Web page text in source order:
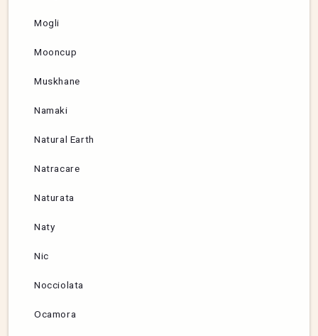
Mogli
Mooncup
Muskhane
Namaki
Natural Earth
Natracare
Naturata
Naty
Nic
Nocciolata
Ocamora